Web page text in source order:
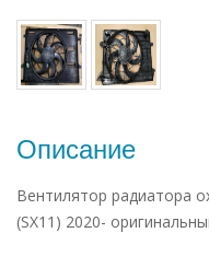
Описание
Вентилятор радиатора
(SX11) 2020-